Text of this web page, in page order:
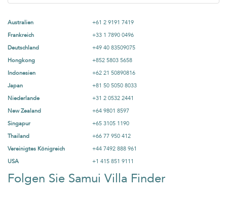
Australien
+61 2 9191 7419
Frankreich
+33 1 7890 0496
Deutschland
+49 40 83509075
Hongkong
+852 5803 5658
Indonesien
+62 21 50890816
Japan
+81 50 5050 8033
Niederlande
+31 2 0532 2441
New Zealand
+64 9801 8597
Singapur
+65 3105 1190
Thailand
+66 77 950 412
Vereinigtes Königreich
+44 7492 888 961
USA
+1 415 851 9111
Folgen Sie Samui Villa Finder